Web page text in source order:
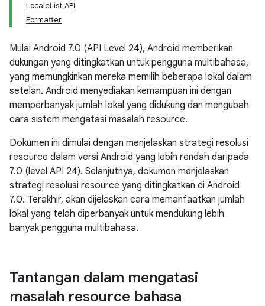
LocaleList API
Formatter
Mulai Android 7.0 (API Level 24), Android memberikan
dukungan yang ditingkatkan untuk pengguna multibahasa,
yang memungkinkan mereka memilih beberapa lokal dalam
setelan. Android menyediakan kemampuan ini dengan
memperbanyak jumlah lokal yang didukung dan mengubah
cara sistem mengatasi masalah resource.
Dokumen ini dimulai dengan menjelaskan strategi resolusi
resource dalam versi Android yang lebih rendah daripada
7.0 (level API 24). Selanjutnya, dokumen menjelaskan
strategi resolusi resource yang ditingkatkan di Android
7.0. Terakhir, akan dijelaskan cara memanfaatkan jumlah
lokal yang telah diperbanyak untuk mendukung lebih
banyak pengguna multibahasa.
Tantangan dalam mengatasi
masalah resource bahasa